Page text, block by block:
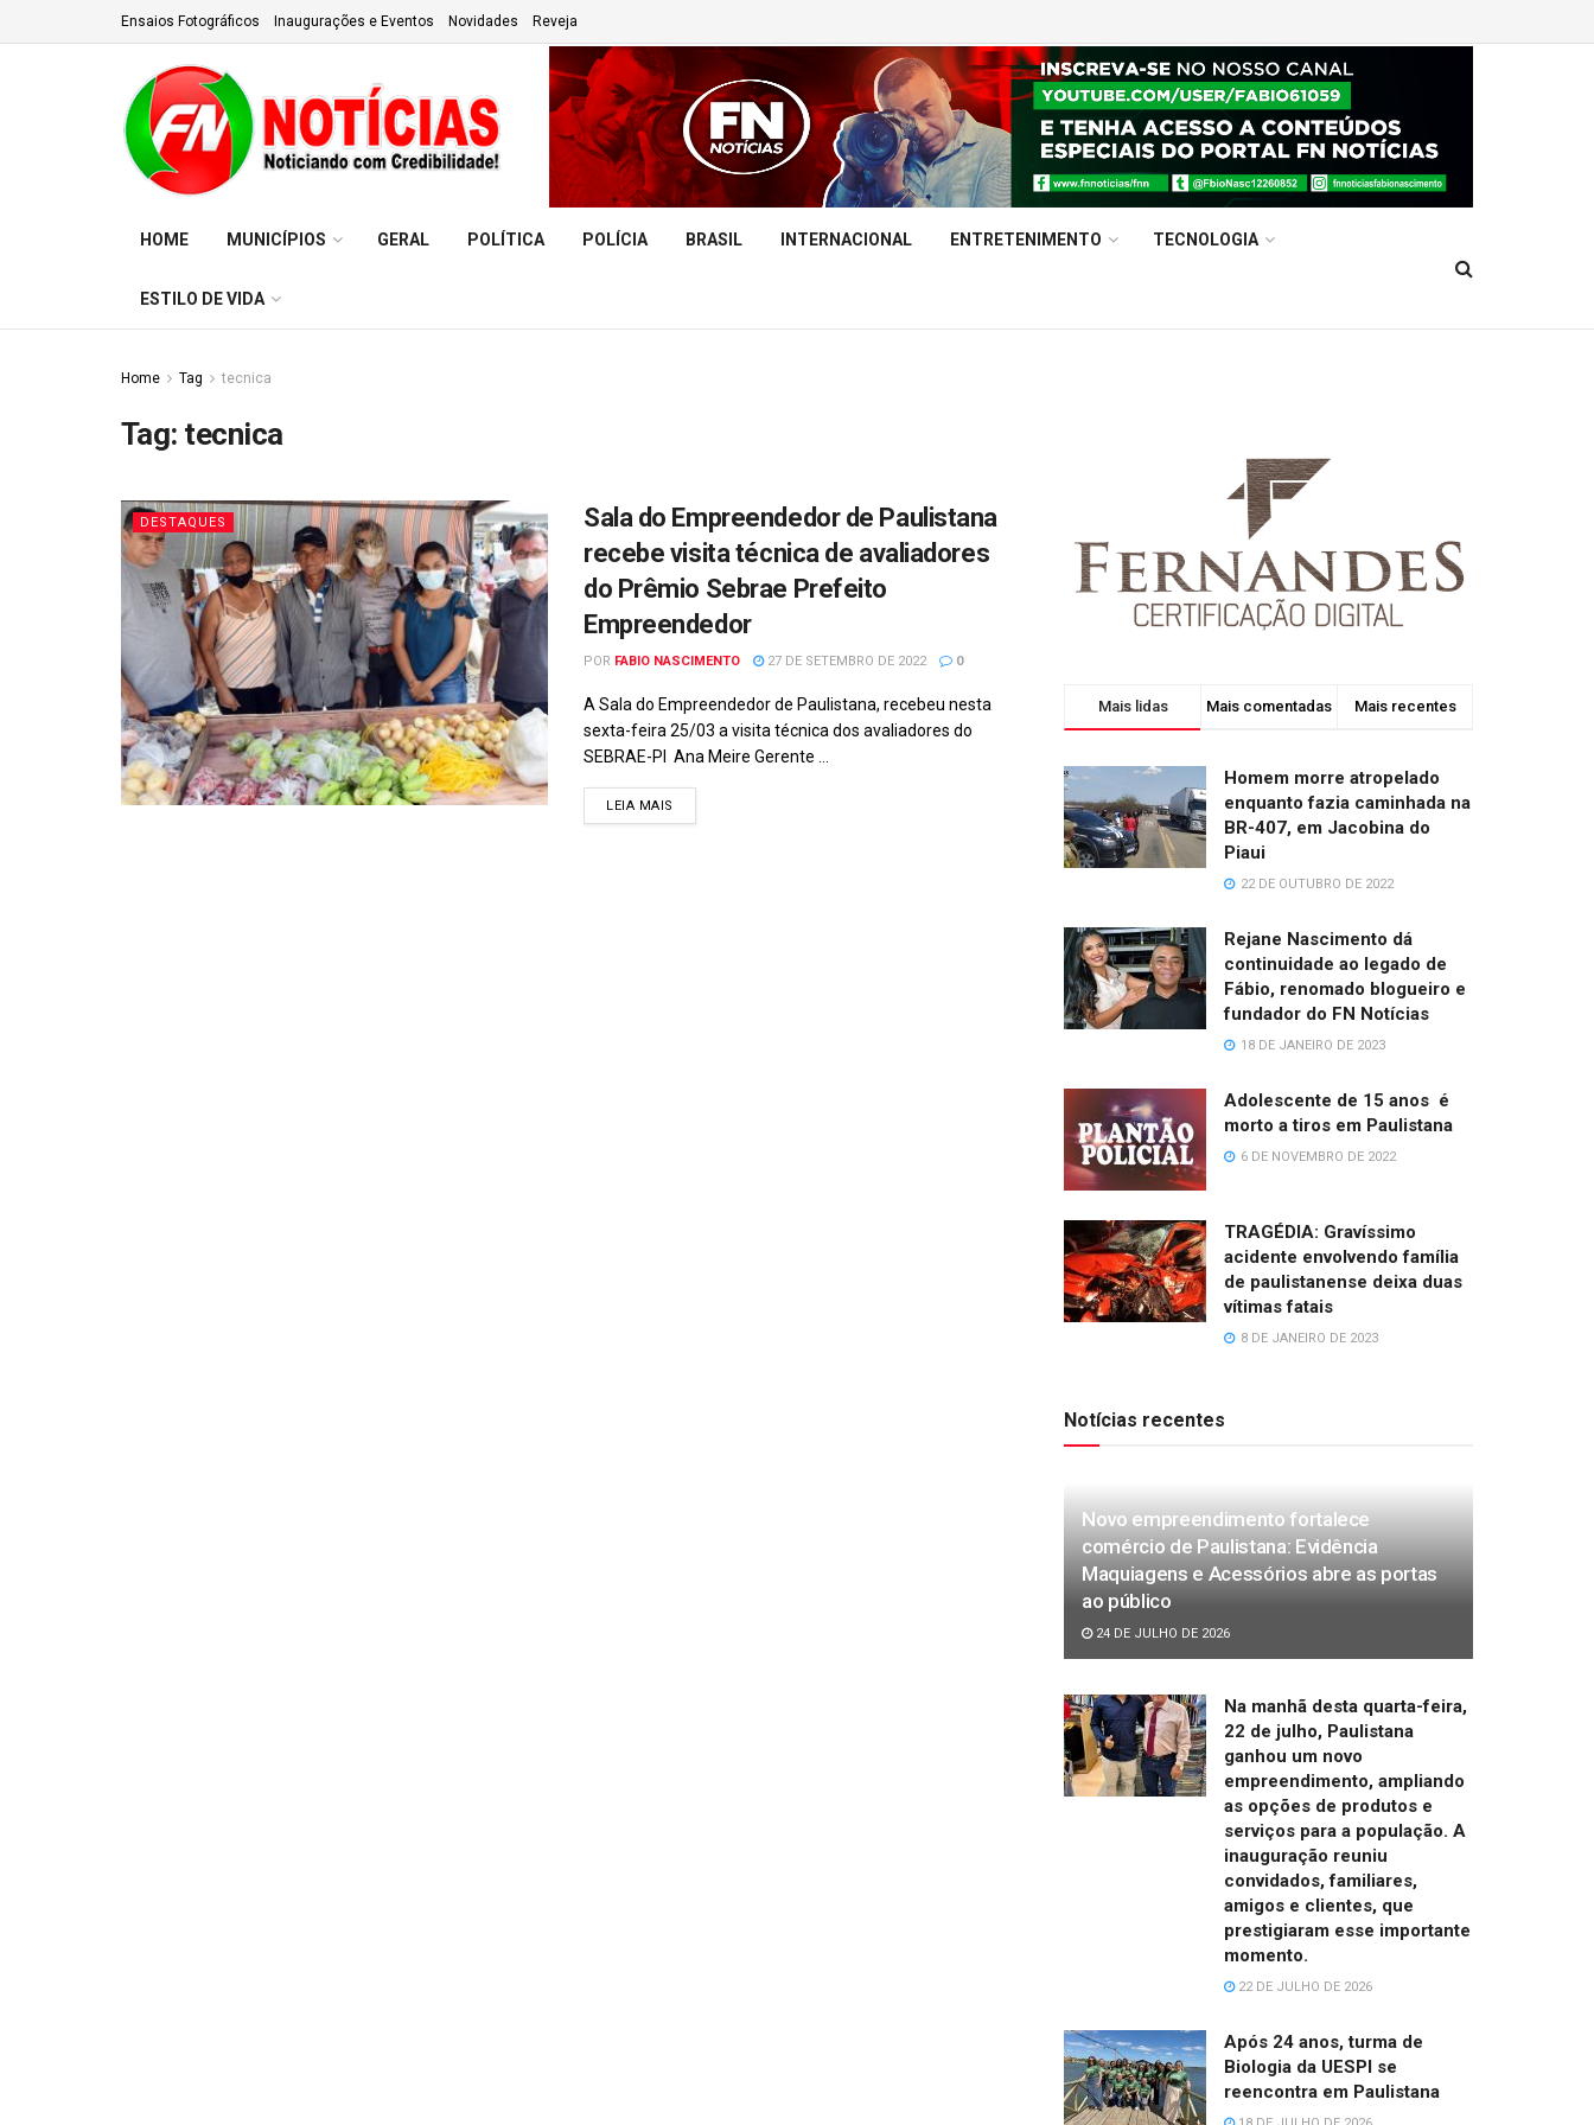
Ensaios Fotográficos Inaugurações e Eventos Novidades Reveja
HOME MUNICÍPIOS GERAL POLÍTICA POLÍCIA BRASIL INTERNACIONAL ENTRETENIMENTO TECNOLOGIA
ESTILO DE VIDA
Home Tag tecnica
Tag: tecnica
DESTAQUES
Sala do Empreendedor de Paulistana
recebe visita técnica de avaliadores
do Prêmio Sebrae Prefeito
Empreendedor
POR FABIO NASCIMENTO 27 DE SETEMBRO DE 2022 0
A Sala do Empreendedor de Paulistana, recebeu nesta
sexta-feira 25/03 a visita técnica dos avaliadores do
SEBRAE-PI Ana Meire Gerente ...
LEIA MAIS
Mais lidas Mais comentadas Mais recentes
Homem morre atropelado
enquanto fazia caminhada na
BR-407, em Jacobina do
Piaui
22 DE OUTUBRO DE 2022
Rejane Nascimento dá
continuidade ao legado de
Fábio, renomado blogueiro e
fundador do FN Notícias
18 DE JANEIRO DE 2023
Adolescente de 15 anos é
morto a tiros em Paulistana
6 DE NOVEMBRO DE 2022
TRAGÉDIA: Gravíssimo
acidente envolvendo família
de paulistanense deixa duas
vítimas fatais
8 DE JANEIRO DE 2023
Notícias recentes
Novo empreendimento fortalece
comércio de Paulistana: Evidência
Maquiagens e Acessórios abre as portas
ao público
24 DE JULHO DE 2026
Na manhã desta quarta-feira,
22 de julho, Paulistana
ganhou um novo
empreendimento, ampliando
as opções de produtos e
serviços para a população. A
inauguração reuniu
convidados, familiares,
amigos e clientes, que
prestigiaram esse importante
momento.
22 DE JULHO DE 2026
Após 24 anos, turma de
Biologia da UESPI se
reencontra em Paulistana